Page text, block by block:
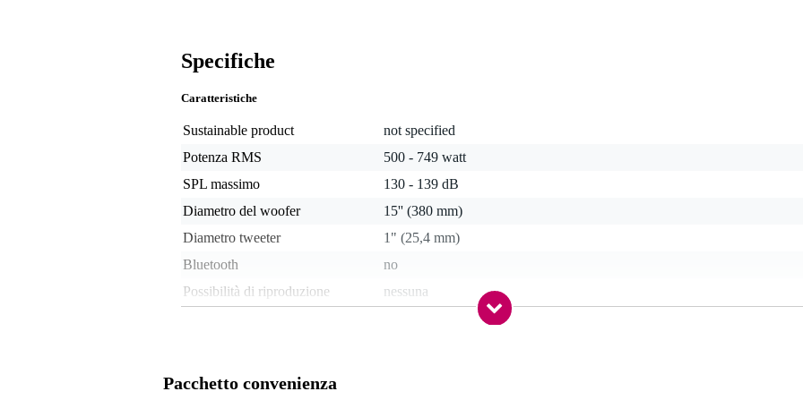
Specifiche
Caratteristiche
Sustainable product
not specified
Potenza RMS
500 - 749 watt
SPL massimo
130 - 139 dB
Diametro del woofer
15'' (380 mm)
Diametro tweeter
1" (25,4 mm)
Bluetooth
no
Possibilità di riproduzione
nessuna
balanced line out (XLR)
Pacchetto convenienza